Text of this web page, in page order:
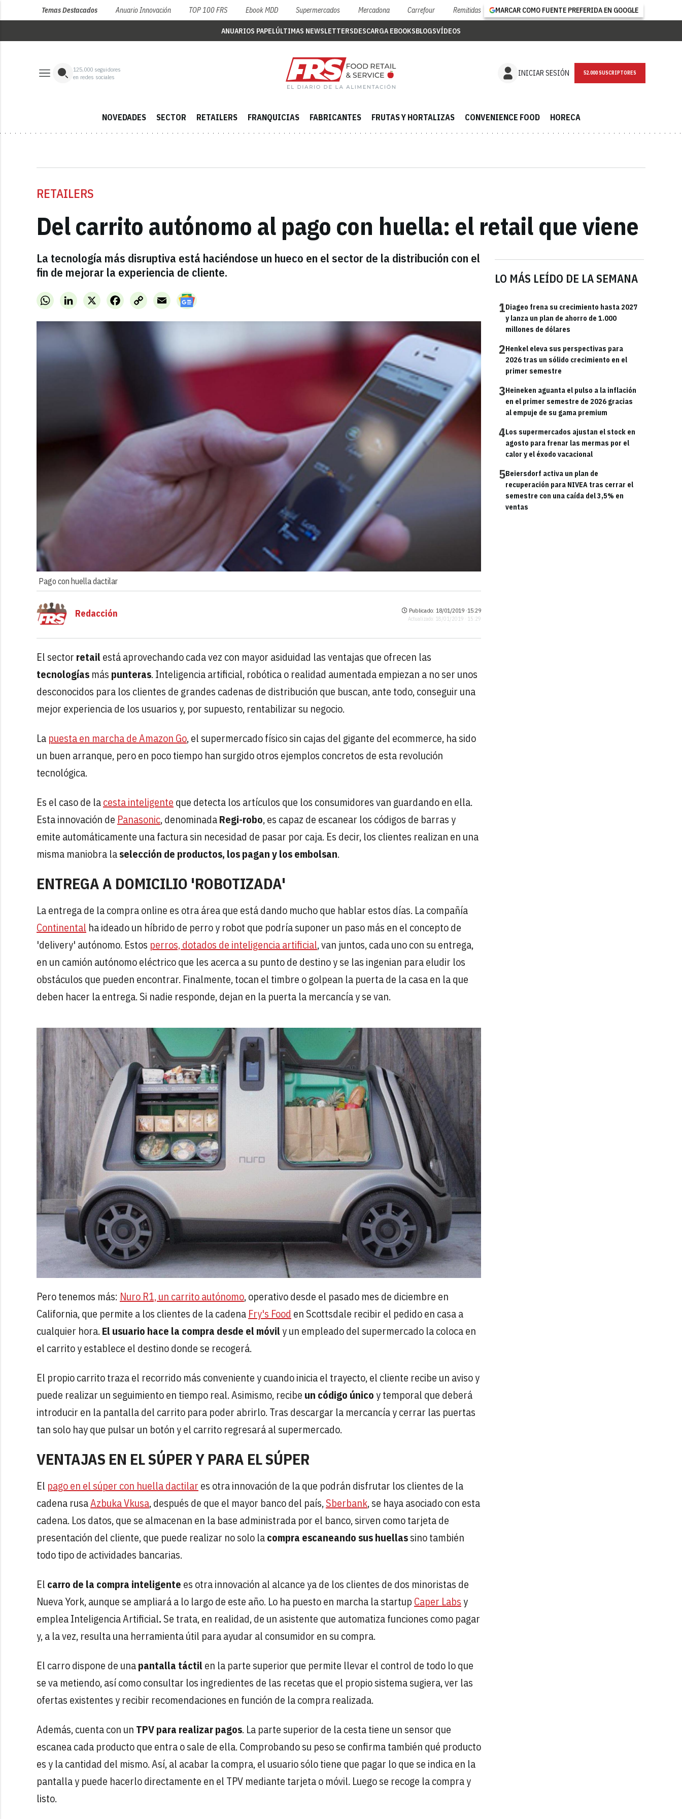
Temas Destacados Anuario Innovación TOP 100 FRS Ebook MDD Supermercados Mercadona Carrefour Remitidas MARCAR COMO FUENTE PREFERIDA EN GOOGLE
ANUARIOS PAPELÚLTIMAS NEWSLETTERSDESCARGA EBOOKSBLOGSVÍDEOS
125,000 seguidores
en redes sociales
INICIAR SESIÓN NEWSLETTER
NOVEDADES SECTOR RETAILERS FRANQUICIAS FABRICANTES FRUTAS Y HORTALIZAS CONVENIENCE FOOD HORECA
RETAILERS
Del carrito autónomo al pago con huella: el retail que viene
La tecnología más disruptiva está haciéndose un hueco en el sector de la distribución con el
fin de mejorar la experiencia de cliente.
WhatsAppLinkedInX FacebookCopy
Link
Email
Pago con huella dactilar
LO MÁS LEÍDO DE LA SEMANA
1Diageo frena su crecimiento hasta 2027
y lanza un plan de ahorro de 1.000
millones de dólares
2Henkel eleva sus perspectivas para
2026 tras un sólido crecimiento en el
primer semestre
3Heineken aguanta el pulso a la inflación
en el primer semestre de 2026 gracias
al empuje de su gama premium
4Los supermercados ajustan el stock en
agosto para frenar las mermas por el
calor y el éxodo vacacional
5Beiersdorf activa un plan de
recuperación para NIVEA tras cerrar el
semestre con una caída del 3,5% en
ventas
Redacción Publicado: 18/01/2019 ·15:29
Actualizado: 18/01/2019 · 15:29
El sector retailestá aprovechando cada vez con mayor asiduidad las ventajas que ofrecen las
tecnologías más punteras. Inteligencia artificial, robótica o realidad aumentada empiezan a no ser unos
desconocidos para los clientes de grandes cadenas de distribución que buscan, ante todo, conseguir una
mejor experiencia de los usuarios y, por supuesto, rentabilizar su negocio.
La puesta en marcha de Amazon Go, el supermercado físico sin cajas del gigante del ecommerce, ha sido
un buen arranque, pero en poco tiempo han surgido otros ejemplos concretos de esta revolución
tecnológica.
Es el caso de lacesta inteligente que detecta los artículos que los consumidores van guardando en ella.
Esta innovación de Panasonic, denominadaRegi-robo, es capaz de escanear los códigos de barras y
emite automáticamente una factura sin necesidad de pasar por caja. Es decir, los clientes realizan en una
misma maniobra laselección de productos, los pagan y los embolsan.
ENTREGA A DOMICILIO 'ROBOTIZADA'
La entrega de la compra online es otra área que está dando mucho que hablar estos días. La compañía
Continental ha ideado un híbrido de perro y robot que podría suponer un paso más en el concepto de
'delivery' autónomo. Estos perros, dotados de inteligencia artificial, van juntos, cada uno con su entrega,
en un camión autónomo eléctrico que les acerca a su punto de destino y se las ingenian para eludir los
obstáculos que pueden encontrar. Finalmente, tocan el timbre o golpean la puerta de la casa en la que
deben hacer la entrega. Si nadie responde, dejan en la puerta la mercancía y se van.
Pero tenemos más: Nuro R1, un carrito autónomo, operativo desde el pasado mes de diciembre en
California, que permite a los clientes de la cadena Fry's Food en Scottsdale recibir el pedido en casa a
cualquier hora. El usuario hace la compra desde el móvily un empleado del supermercado la coloca en
el carrito y establece el destino donde se recogerá.
El propio carrito traza el recorrido más conveniente y cuando inicia el trayecto, el cliente recibe un aviso y
puede realizar un seguimiento en tiempo real. Asimismo, recibe un código únicoy temporal que deberá
introducir en la pantalla del carrito para poder abrirlo. Tras descargar la mercancía y cerrar las puertas
tan solo hay que pulsar un botón y el carrito regresará al supermercado.
VENTAJAS EN EL SÚPER Y PARA EL SÚPER
El pago en el súper con huella dactilar es otra innovación de la que podrán disfrutar los clientes de la
cadena rusaAzbuka Vkusa, después de que el mayor banco del país,Sberbank, se haya asociado con esta
cadena. Los datos, que se almacenan en la base administrada por el banco, sirven como tarjeta de
presentación del cliente, que puede realizar no solo lacompra escaneando sus huellassino también
todo tipo de actividades bancarias.
El carro de la compra inteligente es otra innovación al alcance ya de los clientes de dos minoristas de
Nueva York, aunque se ampliará a lo largo de este año. Lo ha puesto en marcha la startup Caper Labsy
emplea Inteligencia Artificial.Se trata, en realidad, de un asistente que automatiza funciones como pagar
y, a la vez, resulta una herramienta útil para ayudar al consumidor en su compra.
El carro dispone de unapantalla táctilen la parte superior que permite llevar el control de todo lo que
se va metiendo, así como consultar los ingredientes de las recetas que el propio sistema sugiera, ver las
ofertas existentes y recibir recomendaciones en función de la compra realizada.
Además, cuenta con un TPV para realizar pagos. La parte superior de la cesta tiene un sensor que
escanea cada producto que entra o sale de ella. Comprobando su peso se confirma también qué producto
es y la cantidad del mismo. Así, al acabar la compra, el usuario sólo tiene que pagar lo que se indica en la
pantalla y puede hacerlo directamente en el TPV mediante tarjeta o móvil. Luego se recoge la compra y
listo.